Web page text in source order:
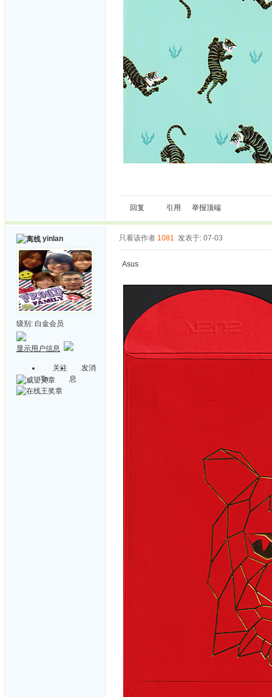
回复 引用 举报顶端
yinlan
级别: 白金会员
显示用户信息
关注
Ta
发消
息
只看该作者 1081 发表于: 07-03
Asus